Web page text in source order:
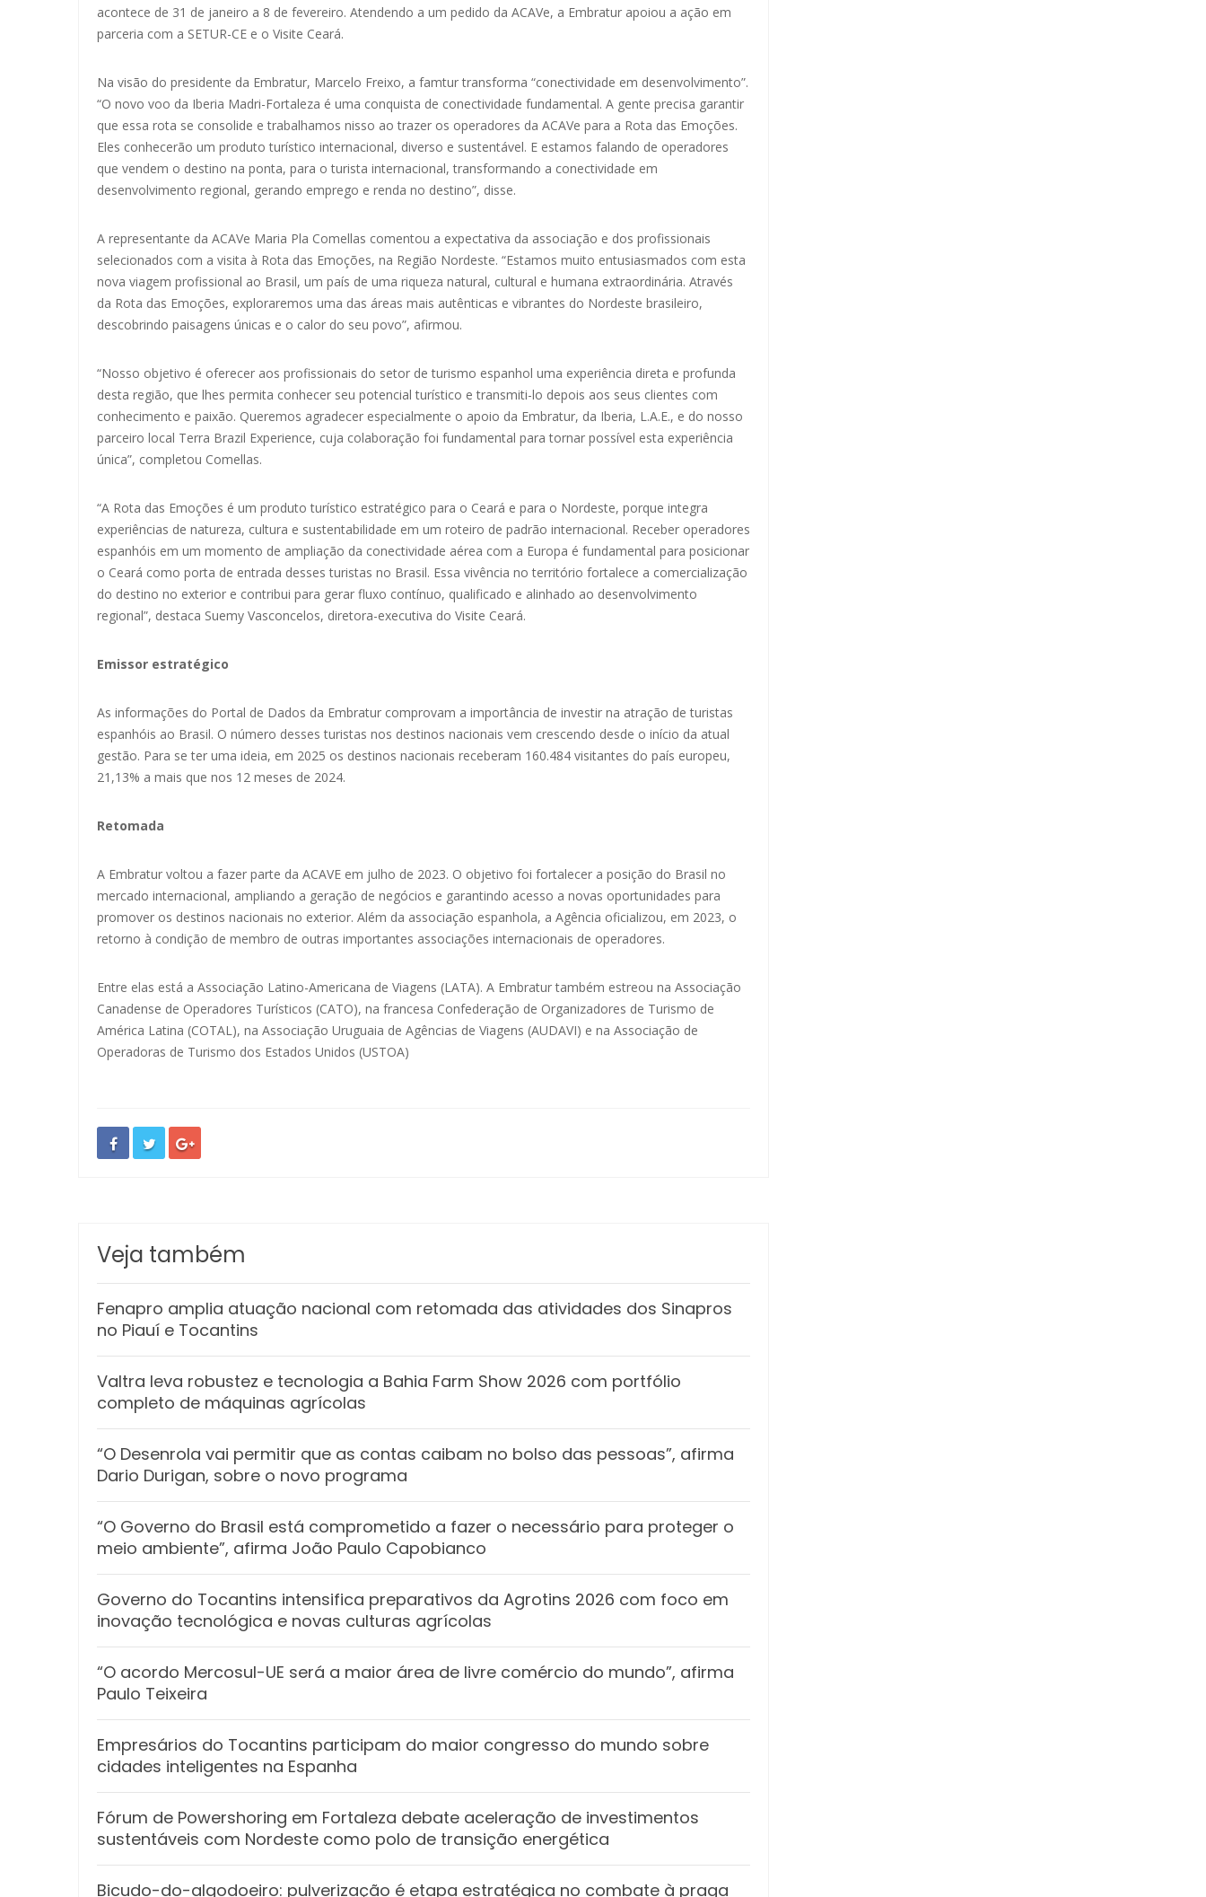
acontece de 31 de janeiro a 8 de fevereiro. Atendendo a um pedido da ACAVe, a Embratur apoiou a ação em
parceria com a SETUR-CE e o Visite Ceará.
Na visão do presidente da Embratur, Marcelo Freixo, a famtur transforma “conectividade em desenvolvimento”.
“O novo voo da Iberia Madri-Fortaleza é uma conquista de conectividade fundamental. A gente precisa garantir
que essa rota se consolide e trabalhamos nisso ao trazer os operadores da ACAVe para a Rota das Emoções.
Eles conhecerão um produto turístico internacional, diverso e sustentável. E estamos falando de operadores
que vendem o destino na ponta, para o turista internacional, transformando a conectividade em
desenvolvimento regional, gerando emprego e renda no destino”, disse.
A representante da ACAVe Maria Pla Comellas comentou a expectativa da associação e dos profissionais
selecionados com a visita à Rota das Emoções, na Região Nordeste. “Estamos muito entusiasmados com esta
nova viagem profissional ao Brasil, um país de uma riqueza natural, cultural e humana extraordinária. Através
da Rota das Emoções, exploraremos uma das áreas mais autênticas e vibrantes do Nordeste brasileiro,
descobrindo paisagens únicas e o calor do seu povo”, afirmou.
“Nosso objetivo é oferecer aos profissionais do setor de turismo espanhol uma experiência direta e profunda
desta região, que lhes permita conhecer seu potencial turístico e transmiti-lo depois aos seus clientes com
conhecimento e paixão. Queremos agradecer especialmente o apoio da Embratur, da Iberia, L.A.E., e do nosso
parceiro local Terra Brazil Experience, cuja colaboração foi fundamental para tornar possível esta experiência
única”, completou Comellas.
“A Rota das Emoções é um produto turístico estratégico para o Ceará e para o Nordeste, porque integra
experiências de natureza, cultura e sustentabilidade em um roteiro de padrão internacional. Receber operadores
espanhóis em um momento de ampliação da conectividade aérea com a Europa é fundamental para posicionar
o Ceará como porta de entrada desses turistas no Brasil. Essa vivência no território fortalece a comercialização
do destino no exterior e contribui para gerar fluxo contínuo, qualificado e alinhado ao desenvolvimento
regional”, destaca Suemy Vasconcelos, diretora-executiva do Visite Ceará.
Emissor estratégico
As informações do Portal de Dados da Embratur comprovam a importância de investir na atração de turistas
espanhóis ao Brasil. O número desses turistas nos destinos nacionais vem crescendo desde o início da atual
gestão. Para se ter uma ideia, em 2025 os destinos nacionais receberam 160.484 visitantes do país europeu,
21,13% a mais que nos 12 meses de 2024.
Retomada
A Embratur voltou a fazer parte da ACAVE em julho de 2023. O objetivo foi fortalecer a posição do Brasil no
mercado internacional, ampliando a geração de negócios e garantindo acesso a novas oportunidades para
promover os destinos nacionais no exterior. Além da associação espanhola, a Agência oficializou, em 2023, o
retorno à condição de membro de outras importantes associações internacionais de operadores.
Entre elas está a Associação Latino-Americana de Viagens (LATA). A Embratur também estreou na Associação
Canadense de Operadores Turísticos (CATO), na francesa Confederação de Organizadores de Turismo de
América Latina (COTAL), na Associação Uruguaia de Agências de Viagens (AUDAVI) e na Associação de
Operadoras de Turismo dos Estados Unidos (USTOA)
Veja também
Fenapro amplia atuação nacional com retomada das atividades dos Sinapros
no Piauí e Tocantins
Valtra leva robustez e tecnologia a Bahia Farm Show 2026 com portfólio
completo de máquinas agrícolas
“O Desenrola vai permitir que as contas caibam no bolso das pessoas”, afirma
Dario Durigan, sobre o novo programa
“O Governo do Brasil está comprometido a fazer o necessário para proteger o
meio ambiente”, afirma João Paulo Capobianco
Governo do Tocantins intensifica preparativos da Agrotins 2026 com foco em
inovação tecnológica e novas culturas agrícolas
“O acordo Mercosul-UE será a maior área de livre comércio do mundo”, afirma
Paulo Teixeira
Empresários do Tocantins participam do maior congresso do mundo sobre
cidades inteligentes na Espanha
Fórum de Powershoring em Fortaleza debate aceleração de investimentos
sustentáveis com Nordeste como polo de transição energética
Bicudo-do-algodoeiro: pulverização é etapa estratégica no combate à praga